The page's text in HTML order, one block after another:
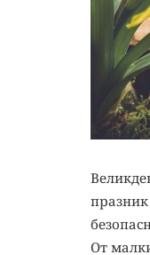
празник
От